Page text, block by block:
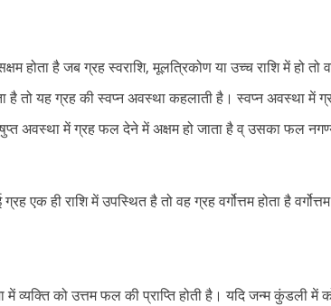
है जब ग्रह स्वराशि, मूलत्रिकोण या उच्च राशि में हो तो
है तो यह ग्रह की स्वप्न अवस्था कहलाती है। स्वप्न अवस्था
अवस्था में ग्रह फल देने में अक्षम हो जाता है व् उसका फल
एक ही राशि में उपस्थित है तो वह ग्रह वर्गोत्तम होता है
को उत्तम फल की प्राप्ति होती है। यदि जन्म कुंडली में